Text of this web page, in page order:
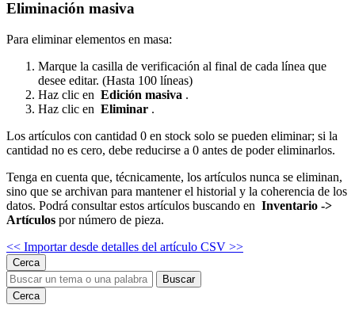
Eliminación masiva
Para eliminar elementos en masa:
Marque la casilla de verificación al final de cada línea que
desee editar. (Hasta 100 líneas)
Haz clic en Edición masiva .
Haz clic en Eliminar .
Los artículos con cantidad 0 en stock solo se pueden eliminar; si la
cantidad no es cero, debe reducirse a 0 antes de poder eliminarlos.
Tenga en cuenta que, técnicamente, los artículos nunca se eliminan,
sino que se archivan para mantener el historial y la coherencia de los
datos. Podrá consultar estos artículos buscando en Inventario ->
Artículos por número de pieza.
<< Importar desde detalles del artículo CSV >>
Cerca
Buscar
Cerca